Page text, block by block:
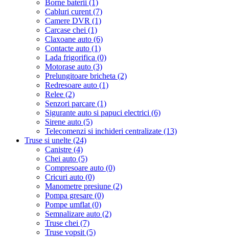
Borne baterii (1)
Cabluri curent (7)
Camere DVR (1)
Carcase chei (1)
Claxoane auto (6)
Contacte auto (1)
Lada frigorifica (0)
Motorase auto (3)
Prelungitoare bricheta (2)
Redresoare auto (1)
Relee (2)
Senzori parcare (1)
Sigurante auto si papuci electrici (6)
Sirene auto (5)
Telecomenzi si inchideri centralizate (13)
Truse si unelte (24)
Canistre (4)
Chei auto (5)
Compresoare auto (0)
Cricuri auto (0)
Manometre presiune (2)
Pompa gresare (0)
Pompe umflat (0)
Semnalizare auto (2)
Truse chei (7)
Truse vopsit (5)